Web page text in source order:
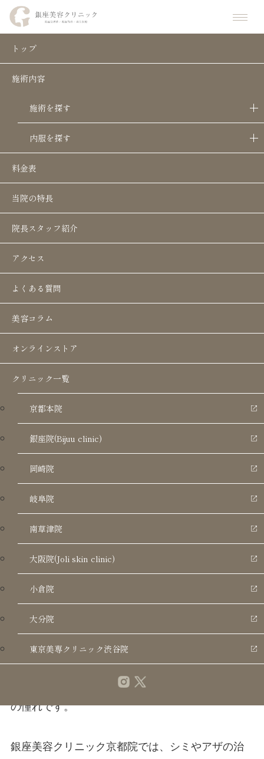
トップ
施術内容
施術を探す
内服を探す
料金表
当院の特長
院長スタッフ紹介
アクセス
よくある質問
美容コラム
オンラインストア
クリニック一覧
京都本院
銀座院(Bijuu clinic)
岡崎院
岐阜院
南草津院
大阪院(Joli skin clinic)
小倉院
大分院
東京美専クリニック渋谷院
京都でQスイッチルビーレーザーなら銀
善におすすめ
Qスイッチルビーレーザー
こんな方におすすめ
✓ ピコレーザーでは取れなかった薄いシミを
消したい
などのアザが気になる
✓ 少ない回数で確実にシミ・そばかすを取り
たい
鏡を見るたびに、ため息をついていませんか？
透明感のある均一な肌は、多くの方にとって永遠
の憧れです。
銀座美容クリニック京都院では、シミやアザの治